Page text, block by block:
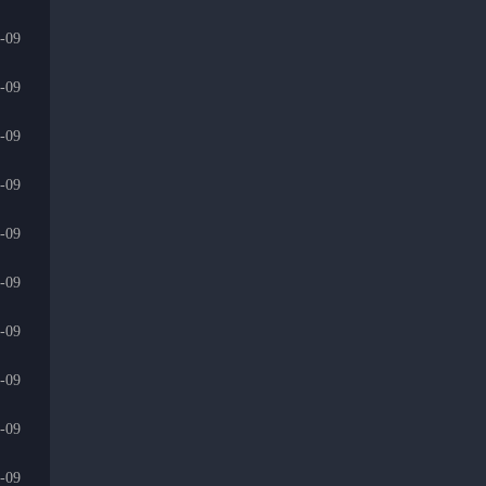
09
09
09
09
09
09
09
09
09
09